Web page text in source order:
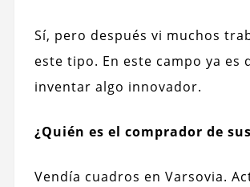
Sí, pero después vi muchos
este tipo. En este campo ya es
inventar algo innovador.
¿Quién es el comprador de
Vendía cuadros en Varsovia.